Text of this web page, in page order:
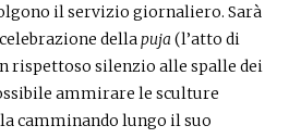
il servizio giornaliero. Sarà
dellapuja (l’atto di
rispettoso silenzio alle spalle dei
ammirare le sculture
camminando lungo il suo